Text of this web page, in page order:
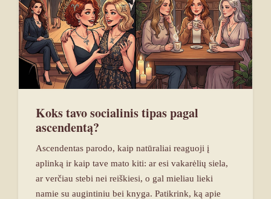
Koks tavo socialinis tipas pagal
ascendentą?
Ascendentas parodo, kaip natūraliai reaguoji į
aplinką ir kaip tave mato kiti: ar esi vakarėlių siela,
ar verčiau stebi nei reiškiesi, o gal mieliau lieki
namie su augintiniu bei knyga. Patikrink, ką apie